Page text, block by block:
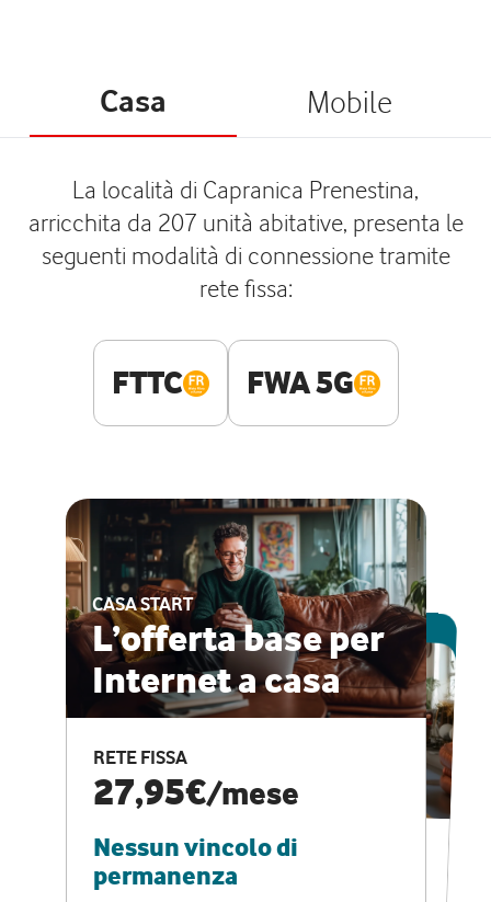
Casa Mobile
La località di Capranica Prenestina,
arricchita da 207 unità abitative, presenta le
seguenti modalità di connessione tramite
rete fissa:
FTTC FWA 5G
CASA START
L’offerta base per
Internet a casa
RETE FISSA
27,95€/mese
Nessun vincolo di
permanenza
ESCLUSIVA ONLINE
CASA PRO
Internet veloce e
vantaggi speciali
RETE FISSA + VODAFONE CLUB
29,95€